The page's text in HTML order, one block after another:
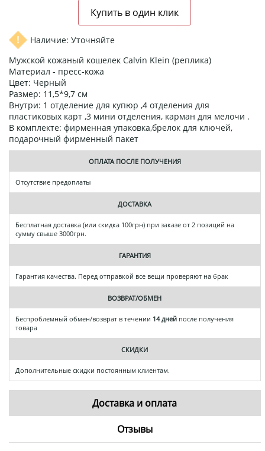
Наличие: Уточняйте
Мужской кожаный кошелек Calvin Klein (реплика)
Материал - пресс-кожа
Цвет: Черный
Размер: 11,5*9,7 см
Внутри: 1 отделение для купюр ,4 отделения для
пластиковых карт ,3 мини отделения, карман для мелочи .
В комплекте: фирменная упаковка,брелок для ключей,
подарочный фирменный пакет
ОПЛАТА ПОСЛЕ ПОЛУЧЕНИЯ
Отсутствие предоплаты
ДОСТАВКА
Бесплатная доставка (или скидка 100грн) при заказе от 2 позиций на
сумму свыше 3000грн.
ГАРАНТИЯ
Гарантия качества. Перед отправкой все вещи проверяют на брак
ВОЗВРАТ/ОБМЕН
Беспроблемный обмен/возврат в течении 14 дней после получения
товара
СКИДКИ
Дополнительные скидки постоянным клиентам.
Доставка и оплата
Отзывы